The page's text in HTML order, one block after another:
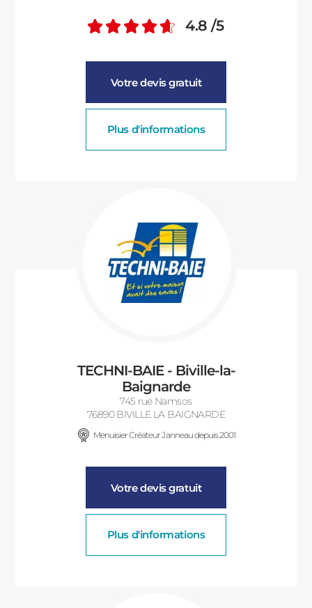
Note moyenne :
4.8 /5
Votre devis gratuit
Plus d'informations
TECHNI-BAIE - Biville-la-
Baignarde
745 rue Namsos
76890 BIVILLE LA BAIGNARDE
Menuisier Créateur Janneau depuis 2001
Votre devis gratuit
Plus d'informations